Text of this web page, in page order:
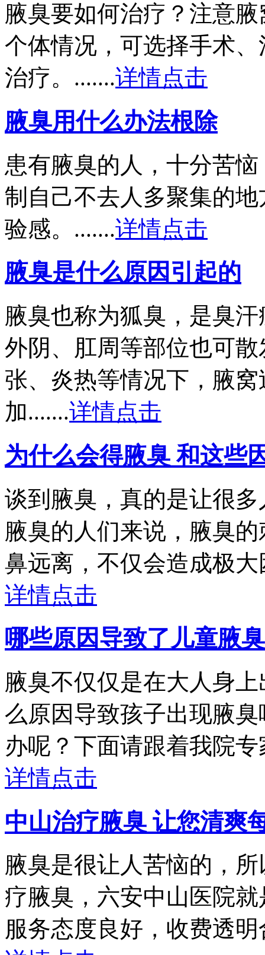
腋臭要如何治疗？注意
个体情况，可选择手术
治疗。.......详情点击
腋臭用什么办法根除
患有腋臭的人，十分苦
制自己不去人多聚集的
验感。.......详情点击
腋臭是什么原因引起的
腋臭也称为狐臭，是臭
外阴、肛周等部位也可
张、炎热等情况下，腋
加.......详情点击
为什么会得腋臭 和这些
谈到腋臭，真的是让很
腋臭的人们来说，腋臭
鼻远离，不仅会造成极
详情点击
哪些原因导致了儿童腋
腋臭不仅仅是在大人身
么原因导致孩子出现腋
办呢？下面请跟着我院
详情点击
中山治疗腋臭 让您清爽
腋臭是很让人苦恼的，
疗腋臭，六安中山医院
服务态度良好，收费透